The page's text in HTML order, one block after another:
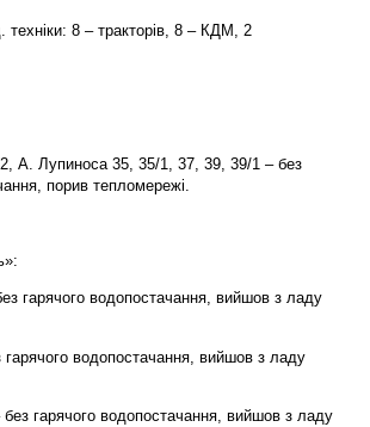
8 – тракторів, 8 – КДМ, 2
А. Лупиноса 35, 35/1, 37, 39, 39/1 – без
порив тепломережі.
гарячого водопостачання, вийшов з ладу
водопостачання, вийшов з ладу
без гарячого водопостачання, вийшов з ладу